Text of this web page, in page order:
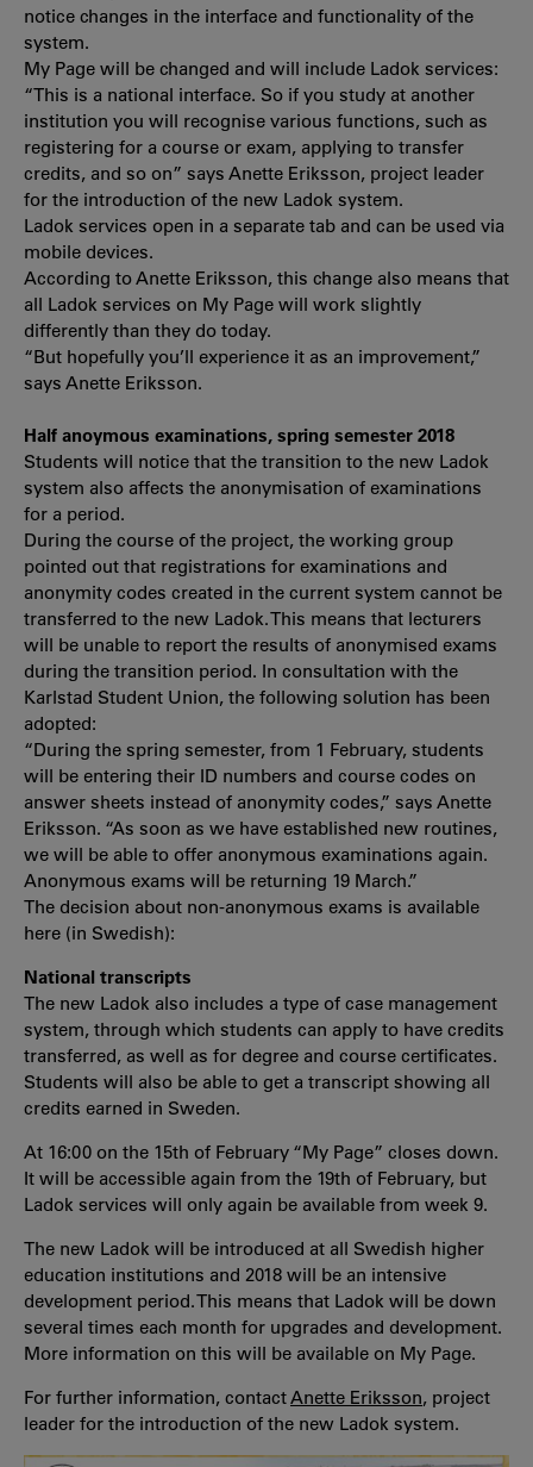
notice changes in the interface and functionality of the
system.
My Page will be changed and will include Ladok services:
“This is a national interface. So if you study at another
institution you will recognise various functions, such as
registering for a course or exam, applying to transfer
credits, and so on” says Anette Eriksson, project leader
for the introduction of the new Ladok system.
Ladok services open in a separate tab and can be used via
mobile devices.
According to Anette Eriksson, this change also means that
all Ladok services on My Page will work slightly
differently than they do today.
“But hopefully you’ll experience it as an improvement,”
says Anette Eriksson.
Half anoymous examinations, spring semester 2018
Students will notice that the transition to the new Ladok
system also affects the anonymisation of examinations
for a period.
During the course of the project, the working group
pointed out that registrations for examinations and
anonymity codes created in the current system cannot be
transferred to the new Ladok. This means that lecturers
will be unable to report the results of anonymised exams
during the transition period. In consultation with the
Karlstad Student Union, the following solution has been
adopted:
“During the spring semester, from 1 February, students
will be entering their ID numbers and course codes on
answer sheets instead of anonymity codes,” says Anette
Eriksson. “As soon as we have established new routines,
we will be able to offer anonymous examinations again.
Anonymous exams will be returning 19 March.”
The decision about non-anonymous exams is available
here (in Swedish):
National transcripts
The new Ladok also includes a type of case management
system, through which students can apply to have credits
transferred, as well as for degree and course certificates.
Students will also be able to get a transcript showing all
credits earned in Sweden.
At 16:00 on the 15th of February “My Page” closes down.
It will be accessible again from the 19th of February, but
Ladok services will only again be available from week 9.
The new Ladok will be introduced at all Swedish higher
education institutions and 2018 will be an intensive
development period. This means that Ladok will be down
several times each month for upgrades and development.
More information on this will be available on My Page.
For further information, contactAnette Eriksson, project
leader for the introduction of the new Ladok system.